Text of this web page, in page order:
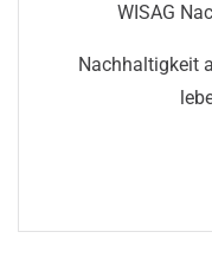
WISAG
Nachhaltigkeit